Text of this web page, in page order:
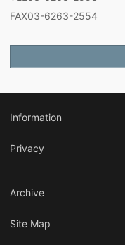
FAX03-6263-2554
Information
Privacy
Archive
Site Map